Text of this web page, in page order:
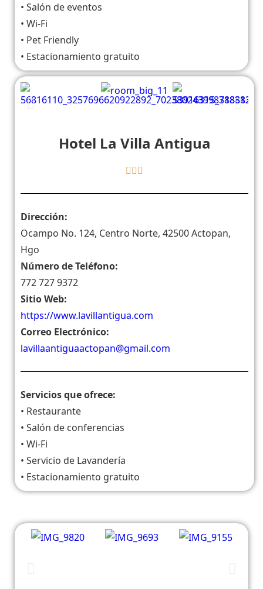
• Salón de eventos
• Wi-Fi
• Pet Friendly
• Estacionamiento gratuito
Hotel La Villa Antigua
Dirección:
Ocampo No. 124, Centro Norte, 42500 Actopan,
Hgo
Número de Teléfono:
772 727 9372
Sitio Web:
https://www.lavillantigua.com
Correo Electrónico:
lavillaantiguaactopan@gmail.com
Servicios que ofrece:
• Restaurante
• Salón de conferencias
• Wi-Fi
• Servicio de Lavandería
• Estacionamiento gratuito